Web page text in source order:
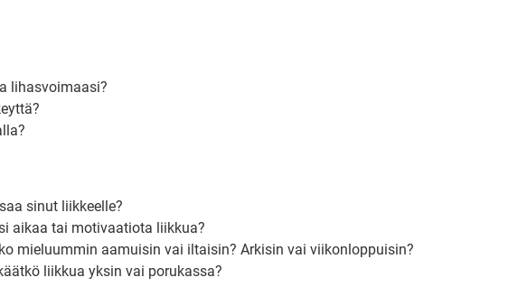
lihasvoimaasi?
sinut liikkeelle?
aikaa tai motivaatiota liikkua?
mieluummin aamuisin vai iltaisin? Arkisin vai viikonloppuisin?
liikkua yksin vai porukassa?